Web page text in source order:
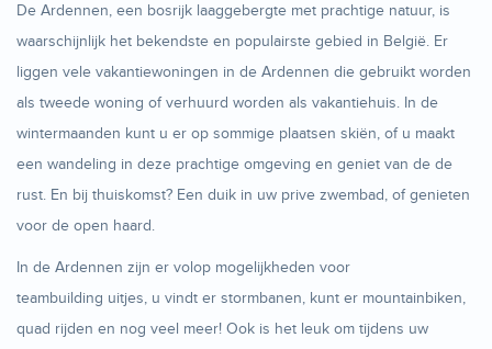
De Ardennen, een bosrijk laaggebergte met prachtige natuur, is
waarschijnlijk het bekendste en populairste gebied in België. Er
liggen vele vakantiewoningen in de Ardennen die gebruikt worden
als tweede woning of verhuurd worden als vakantiehuis. In de
wintermaanden kunt u er op sommige plaatsen skiën, of u maakt
een wandeling in deze prachtige omgeving en geniet van de de
rust. En bij thuiskomst? Een duik in uw prive zwembad, of genieten
voor de open haard.
In de Ardennen zijn er volop mogelijkheden voor
teambuilding uitjes, u vindt er stormbanen, kunt er mountainbiken,
quad rijden en nog veel meer! Ook is het leuk om tijdens uw